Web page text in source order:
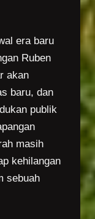
era baru
Ruben
akan
baru, dan
publik
masih
kehilangan
sebuah